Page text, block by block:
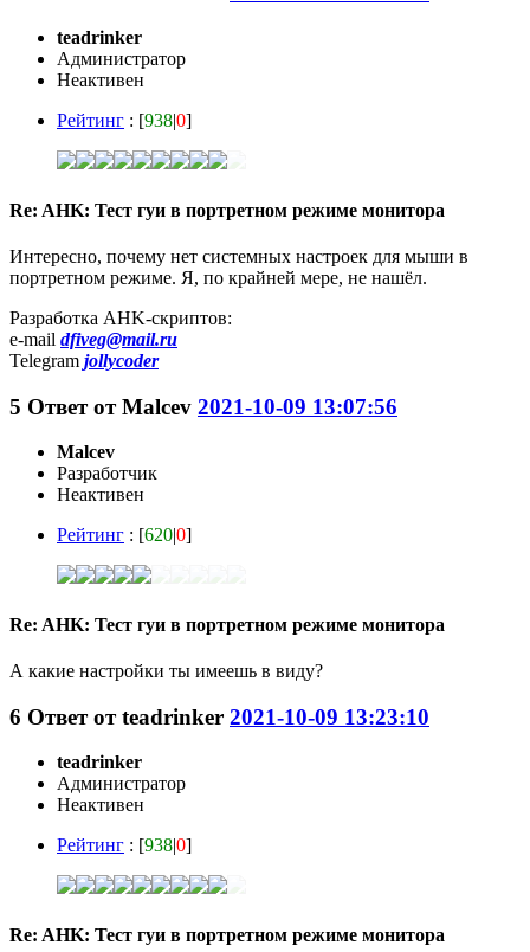
teadrinker
Администратор
Неактивен
Рейтинг : [938|0]
Re: AHK: Тест гуи в портретном режиме монитора
Интересно, почему нет системных настроек для мыши в
портретном режиме. Я, по крайней мере, не нашёл.
Разработка AHK-скриптов:
e-mail dfiveg@mail.ru
Telegram jollycoder
5 Ответ отMalcev 2021-10-09 13:07:56
Malcev
Разработчик
Неактивен
Рейтинг : [620|0]
Re: AHK: Тест гуи в портретном режиме монитора
А какие настройки ты имеешь в виду?
6 Ответ отteadrinker 2021-10-09 13:23:10
teadrinker
Администратор
Неактивен
Рейтинг : [938|0]
Re: AHK: Тест гуи в портретном режиме монитора